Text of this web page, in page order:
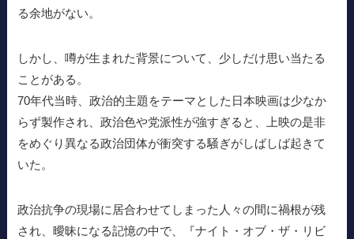
る余地がない。
しかし、噂が生まれた背景について、少しだけ思い当たる
ことがある。
70年代当時、政治的主題をテーマとした日本映画は少なか
らず製作され、政治色や党派性が強すぎると、上映の是非
をめぐり異なる政治団体が衝突する騒ぎがしばしば起きて
いた。
政治抗争の現場に居合わせてしまった人々の間に禍根が残
され、曖昧になる記憶の中で、『ナイト・オブ・ザ・リビ